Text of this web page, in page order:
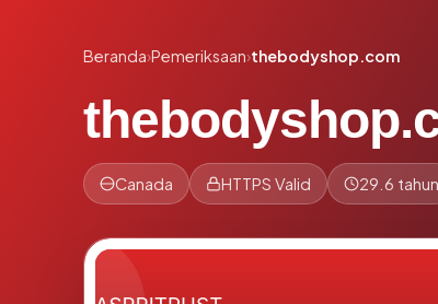
Beranda›Pemeriksaan›thebodyshop.com
Canada HTTPS Valid 29.6 tahun